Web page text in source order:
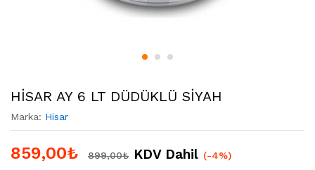
HİSAR AY 6 LT DÜDÜKLÜ SİYAH
Marka: Hisar
859,00₺ 899,00₺ KDV Dahil (-4%)